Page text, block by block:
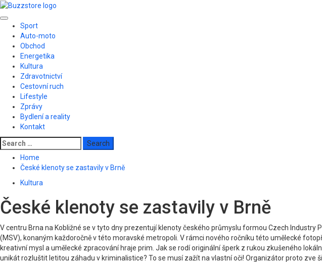
Skip
content
Primary
Menu
Sport
Auto-moto
Obchod
Energetika
Kultura
Zdravotnictví
Cestovní ruch
Lifestyle
Zprávy
Bydlení a reality
Kontakt
Search
for:
Home
České klenoty se zastavily v Brně
Kultura
České klenoty se zastavily v Brně
V centru Brna na Kobližné se v tyto dny prezentují klenoty českého průmyslu formou Czech
(MSV), konaným každoročně v této moravské metropoli. V rámci nového ročníku této umělecké
kreativní mysl a umělecké zpracování hraje prim. Jak se rodí originální šperk z rukou zkušeného
unikát rozluštit letitou záhadu v kriminalistice? To se musí zažít na vlastní oči! Organizátor proto